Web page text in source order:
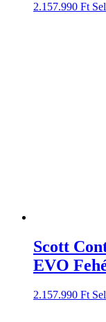
2.157.990 Ft
Scott
EVO
2.157.990 Ft